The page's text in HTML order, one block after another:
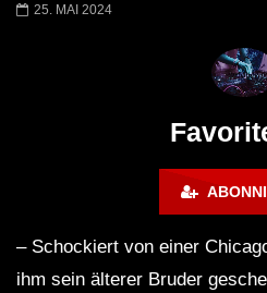
25. MAI 2024
– Schockiert von einer
ihm sein älterer Bruder